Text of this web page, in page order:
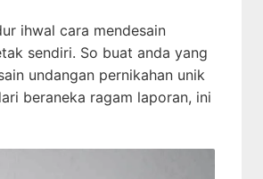
ihwal cara mendesain
sendiri. So buat anda yang
undangan pernikahan unik
beraneka ragam laporan, ini